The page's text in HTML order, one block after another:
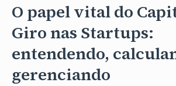
O papel vital do
Giro nas Startups:
entendendo,
gerenciando